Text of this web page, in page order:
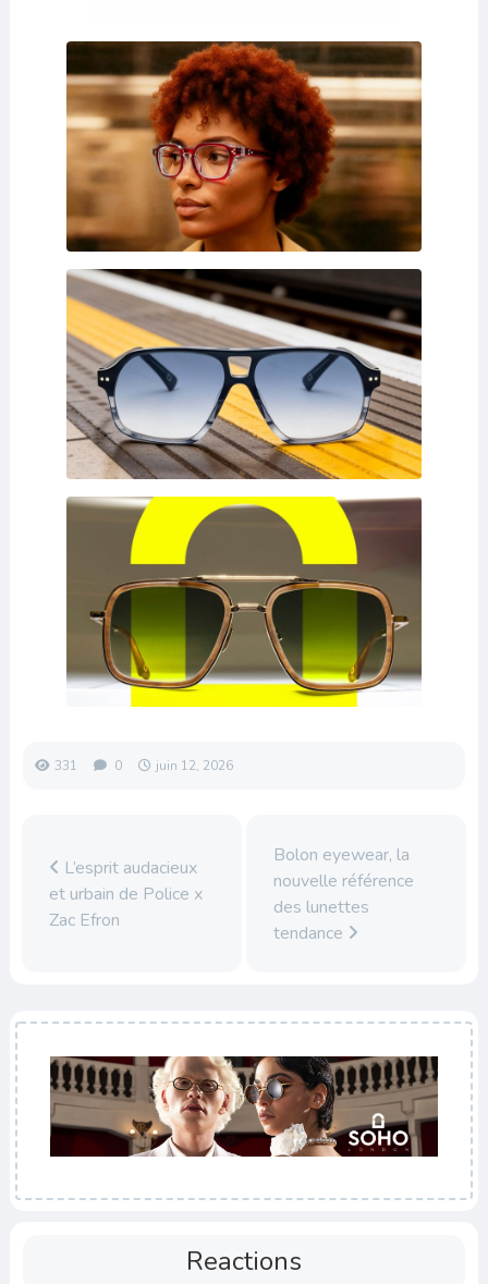
331 0 juin 12, 2026
L’esprit audacieux
et urbain de Police x
Zac Efron
Bolon eyewear, la
nouvelle référence
des lunettes
tendance
Reactions